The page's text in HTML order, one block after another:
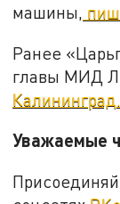
машины,
Ранее
главы МИД
Калининград.